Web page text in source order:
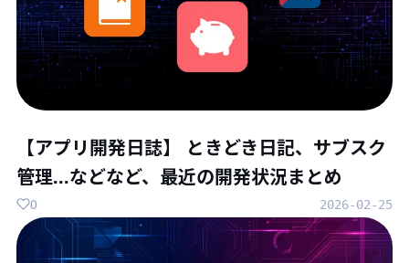
【アプリ開発日誌】 ときどき日記、サブスク
管理...などなど、最近の開発状況まとめ
2026-02-25
0